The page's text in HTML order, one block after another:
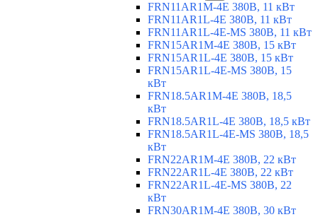
FRN11AR1M-4E 380В, 11 кВт
FRN11AR1L-4E 380В, 11 кВт
FRN11AR1L-4E-MS 380В, 11 кВт
FRN15AR1M-4E 380В, 15 кВт
FRN15AR1L-4E 380В, 15 кВт
FRN15AR1L-4E-MS 380В, 15
кВт
FRN18.5AR1M-4E 380В, 18,5
кВт
FRN18.5AR1L-4E 380В, 18,5 кВт
FRN18.5AR1L-4E-MS 380В, 18,5
кВт
FRN22AR1M-4E 380В, 22 кВт
FRN22AR1L-4E 380В, 22 кВт
FRN22AR1L-4E-MS 380В, 22
кВт
FRN30AR1M-4E 380В, 30 кВт